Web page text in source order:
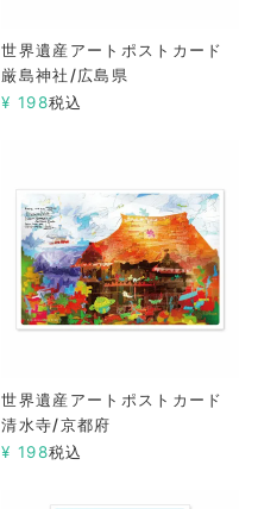
世界遺産アートポストカード
厳島神社/広島県
¥ 198税込
世界遺産アートポストカード
清水寺/京都府
¥ 198税込